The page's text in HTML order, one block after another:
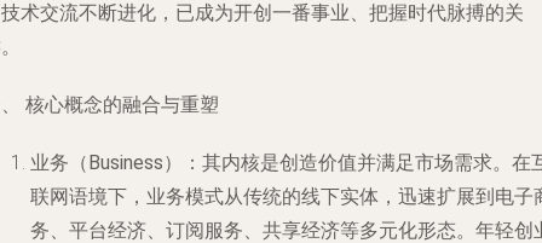
术交流不断进化，已成为开创一番事业、把握时代脉搏的关
核心概念的融合与重塑
业务（Business）
：其内核是创造价值并满足市场需求。在
联网语境下，业务模式从传统的线下实体，迅速扩展到电子
务、平台经济、订阅服务、共享经济等多元化形态。年轻创